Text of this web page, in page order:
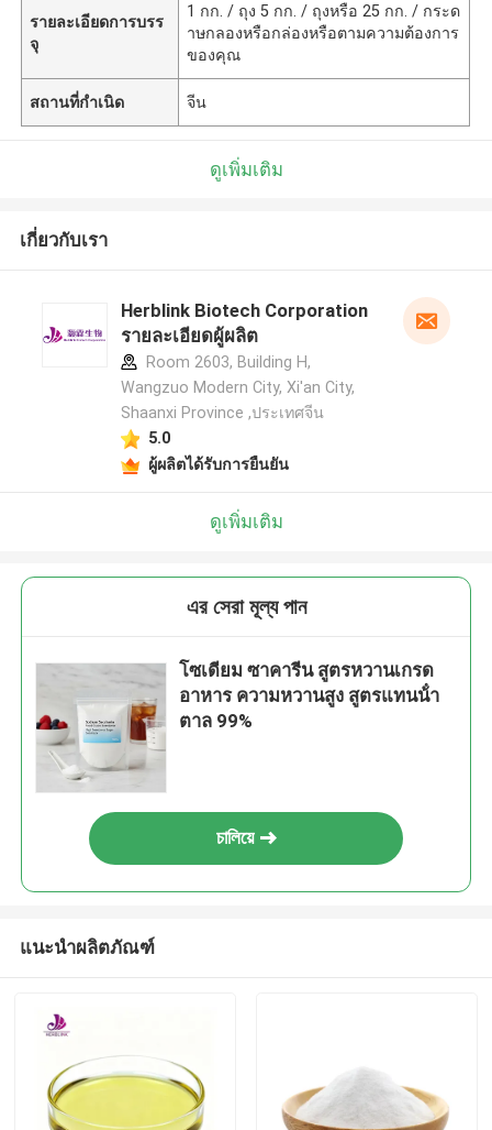
รายละเอียดการบรร
จุ
1 กก. / ถุง 5 กก. / ถุงหรือ 25 กก. / กระด
าษกลองหรือกล่องหรือตามความต้องการ
ของคุณ
สถานที่กำเนิด จีน
ดูเพิ่มเติม
เกี่ยวกับเรา
Herblink Biotech Corporation
รายละเอียดผู้ผลิต
Room 2603, Building H,
Wangzuo Modern City, Xi'an City,
Shaanxi Province ,ประเทศจีน
5.0
ผู้ผลิตได้รับการยืนยัน
ดูเพิ่มเติม
এর সেরা মূল্য পান
โซเดียม ซาคารีน สูตรหวานเกรด
อาหาร ความหวานสูง สูตรแทนน้ํา
ตาล 99%
চালিয়ে
แนะนำผลิตภัณฑ์